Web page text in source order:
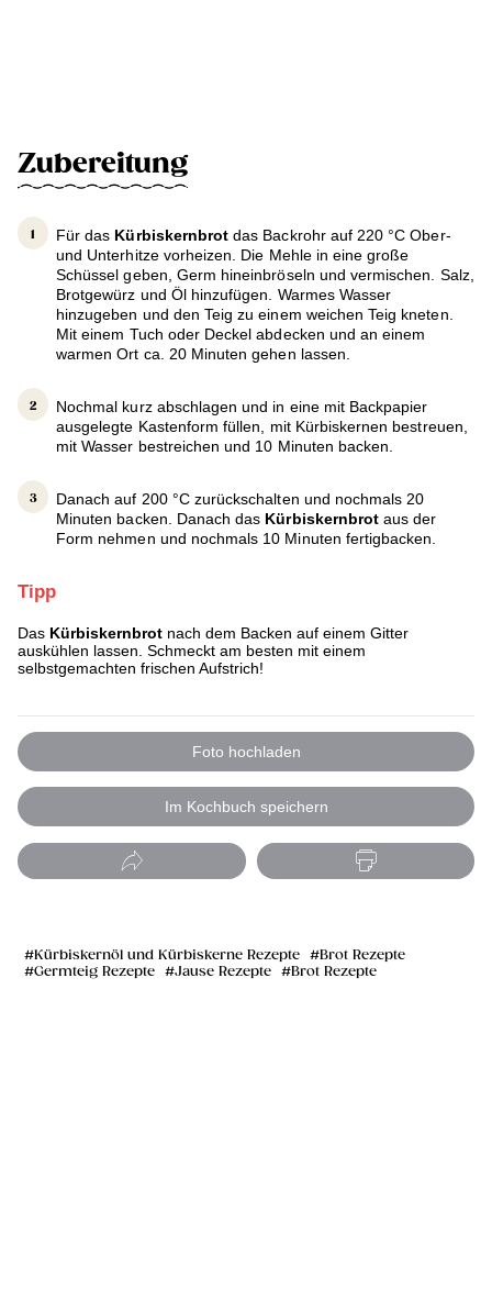
Zubereitung
Für das Kürbiskernbrot das Backrohr auf 220 °C Ober-
und Unterhitze vorheizen. Die Mehle in eine große
Schüssel geben, Germ hineinbröseln und vermischen. Salz,
Brotgewürz und Öl hinzufügen. Warmes Wasser
hinzugeben und den Teig zu einem weichen Teig kneten.
Mit einem Tuch oder Deckel abdecken und an einem
warmen Ort ca. 20 Minuten gehen lassen.
Nochmal kurz abschlagen und in eine mit Backpapier
ausgelegte Kastenform füllen, mit Kürbiskernen bestreuen,
mit Wasser bestreichen und 10 Minuten backen.
Danach auf 200 °C zurückschalten und nochmals 20
Minuten backen. Danach das Kürbiskernbrot aus der
Form nehmen und nochmals 10 Minuten fertigbacken.
Tipp
Das Kürbiskernbrot nach dem Backen auf einem Gitter
auskühlen lassen. Schmeckt am besten mit einem
selbstgemachten frischen Aufstrich!
Foto hochladen
Im Kochbuch speichern
Kürbiskernöl und Kürbiskerne Rezepte
Brot Rezepte
Germteig Rezepte
Jause Rezepte Brot Rezepte